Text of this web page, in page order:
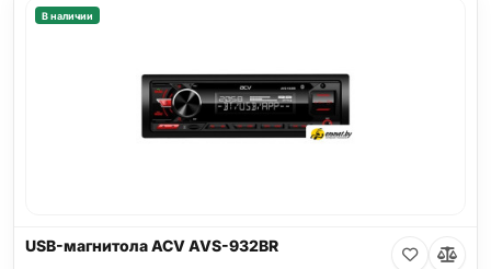
В наличии
USB-магнитола ACV AVS-932BR